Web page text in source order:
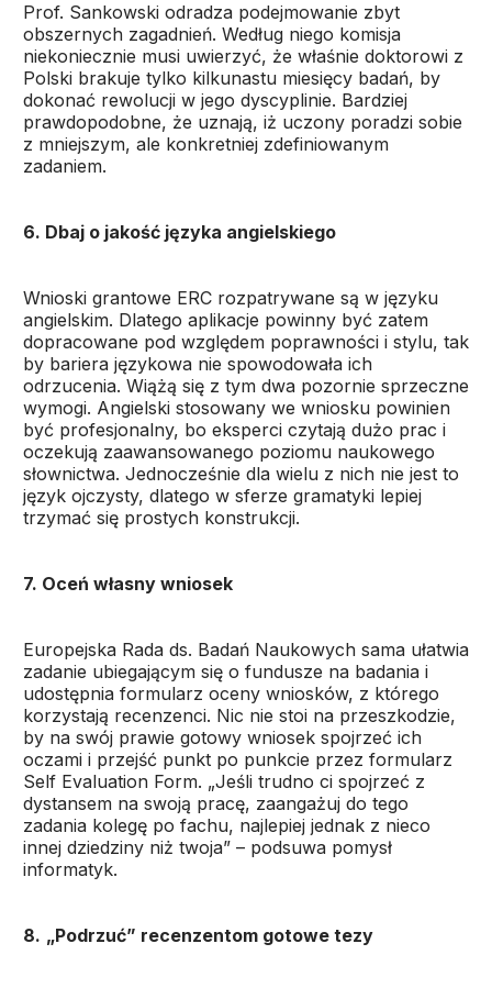
Prof. Sankowski odradza podejmowanie zbyt
obszernych zagadnień. Według niego komisja
niekoniecznie musi uwierzyć, że właśnie doktorowi z
Polski brakuje tylko kilkunastu miesięcy badań, by
dokonać rewolucji w jego dyscyplinie. Bardziej
prawdopodobne, że uznają, iż uczony poradzi sobie
z mniejszym, ale konkretniej zdefiniowanym
zadaniem.
6. Dbaj o jakość języka angielskiego
Wnioski grantowe ERC rozpatrywane są w języku
angielskim. Dlatego aplikacje powinny być zatem
dopracowane pod względem poprawności i stylu, tak
by bariera językowa nie spowodowała ich
odrzucenia. Wiążą się z tym dwa pozornie sprzeczne
wymogi. Angielski stosowany we wniosku powinien
być profesjonalny, bo eksperci czytają dużo prac i
oczekują zaawansowanego poziomu naukowego
słownictwa. Jednocześnie dla wielu z nich nie jest to
język ojczysty, dlatego w sferze gramatyki lepiej
trzymać się prostych konstrukcji.
7. Oceń własny wniosek
Europejska Rada ds. Badań Naukowych sama ułatwia
zadanie ubiegającym się o fundusze na badania i
udostępnia formularz oceny wniosków, z którego
korzystają recenzenci. Nic nie stoi na przeszkodzie,
by na swój prawie gotowy wniosek spojrzeć ich
oczami i przejść punkt po punkcie przez formularz
Self Evaluation Form. „Jeśli trudno ci spojrzeć z
dystansem na swoją pracę, zaangażuj do tego
zadania kolegę po fachu, najlepiej jednak z nieco
innej dziedziny niż twoja” – podsuwa pomysł
informatyk.
8. „Podrzuć” recenzentom gotowe tezy